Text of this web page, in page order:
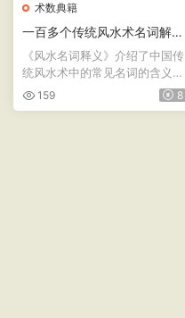
术数典籍
一百多个传统风水术名词解释
《风水名词释义》
《风水名词释义》介绍了中国传
统风水术中的常见名词的含义，
如风水术、太极晕、生...
159 8